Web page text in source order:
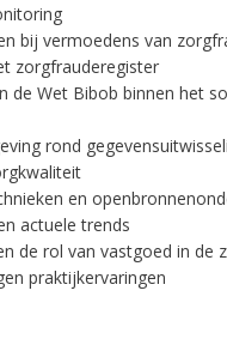
bij vermoedens van
zorgfrauderegister
de Wet Bibob binnen het
rond
en
actuele trends
de rol van vastgoed in de
praktijkervaringen